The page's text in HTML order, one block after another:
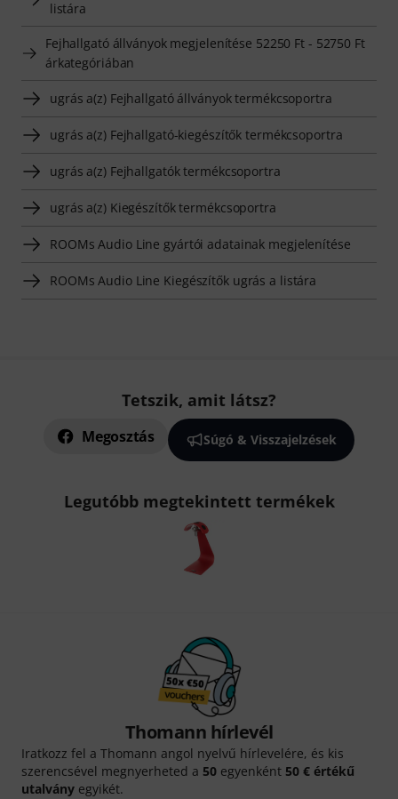
listára
Fejhallgató állványok megjelenítése 52250 Ft - 52750 Ft
árkategóriában
ugrás a(z) Fejhallgató állványok termékcsoportra
ugrás a(z) Fejhallgató-kiegészítők termékcsoportra
ugrás a(z) Fejhallgatók termékcsoportra
ugrás a(z) Kiegészítők termékcsoportra
ROOMs Audio Line gyártói adatainak megjelenítése
ROOMs Audio Line Kiegészítők ugrás a listára
Tetszik, amit látsz?
Megosztás Súgó & Visszajelzések
Legutóbb megtekintett termékek
Thomann hírlevél
Iratkozz fel a Thomann angol nyelvű hírlevelére, és kis
szerencsével megnyerheted a 50 egyenként 50 € értékű
utalvány egyikét.